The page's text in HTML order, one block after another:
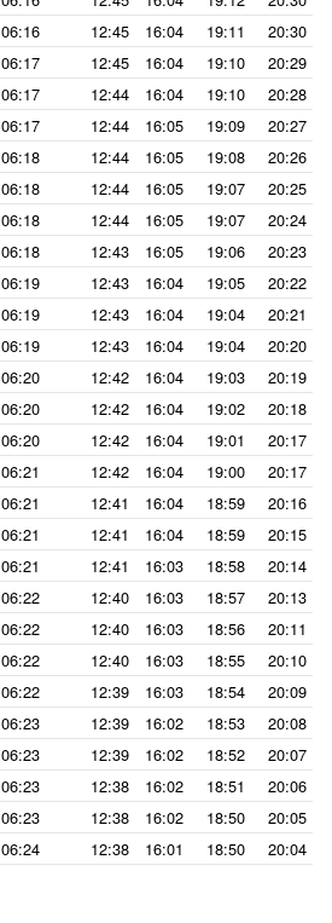
06:16 12:45 16:04 19:11
20:30
06:17 12:45 16:04 19:10
20:29
06:17 12:44 16:04 19:10
20:28
06:17 12:44 16:05 19:09
20:27
06:18 12:44 16:05 19:08
20:26
06:18 12:44 16:05 19:07
20:25
06:18 12:44 16:05 19:07
20:24
06:18 12:43 16:05 19:06
20:23
06:19 12:43 16:04 19:05
20:22
06:19 12:43 16:04 19:04
20:21
06:19 12:43 16:04 19:04
20:20
06:20 12:42 16:04 19:03
20:19
06:20 12:42 16:04 19:02
20:18
06:20 12:42 16:04 19:01
20:17
06:21 12:42 16:04 19:00
20:17
06:21 12:41 16:04 18:59
20:16
06:21 12:41 16:04 18:59
20:15
06:21 12:41 16:03 18:58
20:14
06:22 12:40 16:03 18:57
20:13
06:22 12:40 16:03 18:56
20:11
06:22 12:40 16:03 18:55
20:10
06:22 12:39 16:03 18:54
20:09
06:23 12:39 16:02 18:53
20:08
06:23 12:39 16:02 18:52
20:07
06:23 12:38 16:02 18:51
20:06
06:23 12:38 16:02 18:50
20:05
06:24 12:38 16:01 18:50 20:04